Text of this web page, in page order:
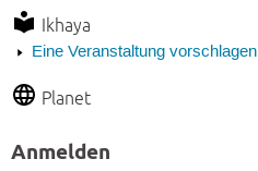
Ikhaya
Eine Veranstaltung vorschlagen
Planet
Anmelden